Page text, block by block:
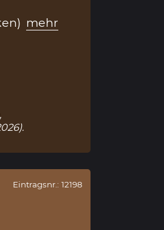
mehr
Eintragsnr.: 12198